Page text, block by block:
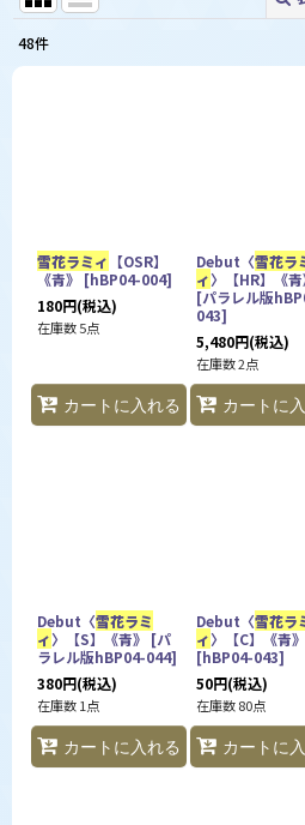
商品検索
カテゴリ:
特集:
絞り込む
48件
雪花ラミィ 【OSR】
《青》 [hBP04-004]
180円(税込)
在庫数 5点
カートに入れる
Debut〈雪花ラ
ィ〉【HR】《青
[パラレル版
043]
5,480円(税込)
在庫数 2点
カートに
Debut〈雪花ラミ
ィ〉【S】《青》 [パ
ラレル版hBP04-044]
380円(税込)
在庫数 1点
カートに入れる
Debut〈雪花ラ
ィ〉【C】《青》
[hBP04-043]
50円(税込)
在庫数 80点
カートに